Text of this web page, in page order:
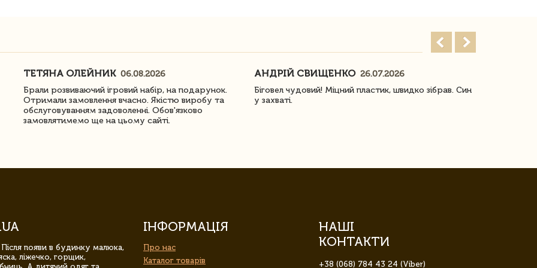
ТЕТЯНА ОЛЕЙНИК 06.08.2026
Брали розвиваючий ігровий набір, на подарунок.
Отримали замовлення вчасно. Якістю виробу та
обслуговуванням задоволенні. Обов'язково
замовлятимемо ще на цьому сайті.
АНДРІЙ СВИЩЕНКО 26.07.2026
Біговел чудовий! Міцний пластик, швидко зібрав. Син
у захваті.
появи в будинку малюка,
ліжечко, горщик,
ІНФОРМАЦІЯ
Про нас
Каталог товарів
НАШІ
КОНТАКТИ
+38 (068) 784 43 24 (Viber)